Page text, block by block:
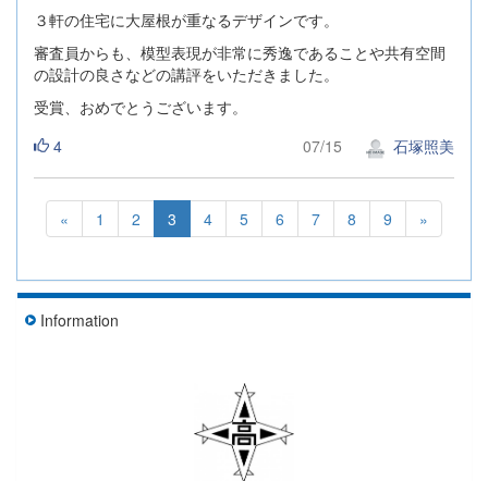
３軒の住宅に大屋根が重なるデザインです。
審査員からも、模型表現が非常に秀逸であることや共有空間
の設計の良さなどの講評をいただきました。
受賞、おめでとうございます。
4
07/15 石塚照美
« 1 2 3 4 5 6 7 8 9 »
Information